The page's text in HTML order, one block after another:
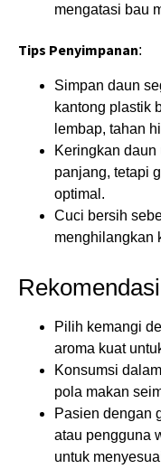
mengatasi bau
Tips Penyimpanan:
Simpan daun
kantong plastik
lembap, tahan
Keringkan
panjang, tetapi
optimal.
Cuci bersih
menghilangkan
Rekomendasi
Pilih kemangi
aroma kuat
Konsumsi
pola makan
Pasien dengan
atau pengguna
untuk